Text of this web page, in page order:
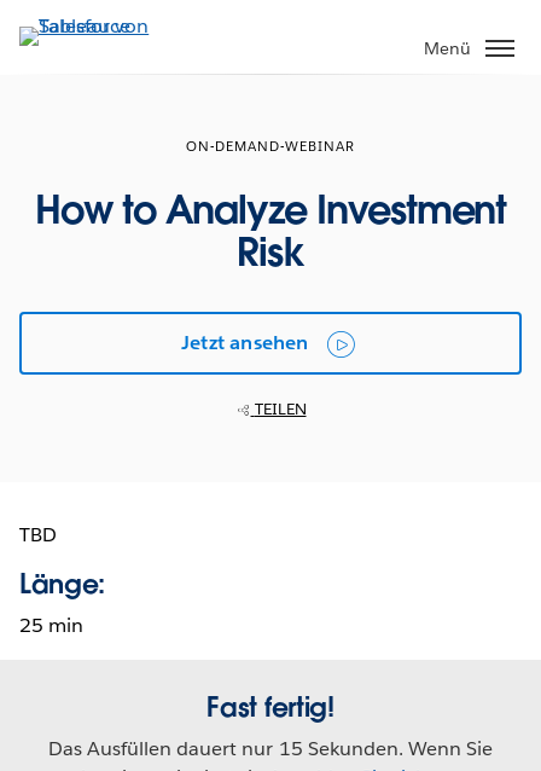
Direkt
zum
Menü
ON-DEMAND-WEBINAR
How to Analyze Investment
Risk
Jetzt ansehen
TEILEN
TBD
Länge:
25 min
Fast fertig!
Das Ausfüllen dauert nur 15 Sekunden. Wenn Sie